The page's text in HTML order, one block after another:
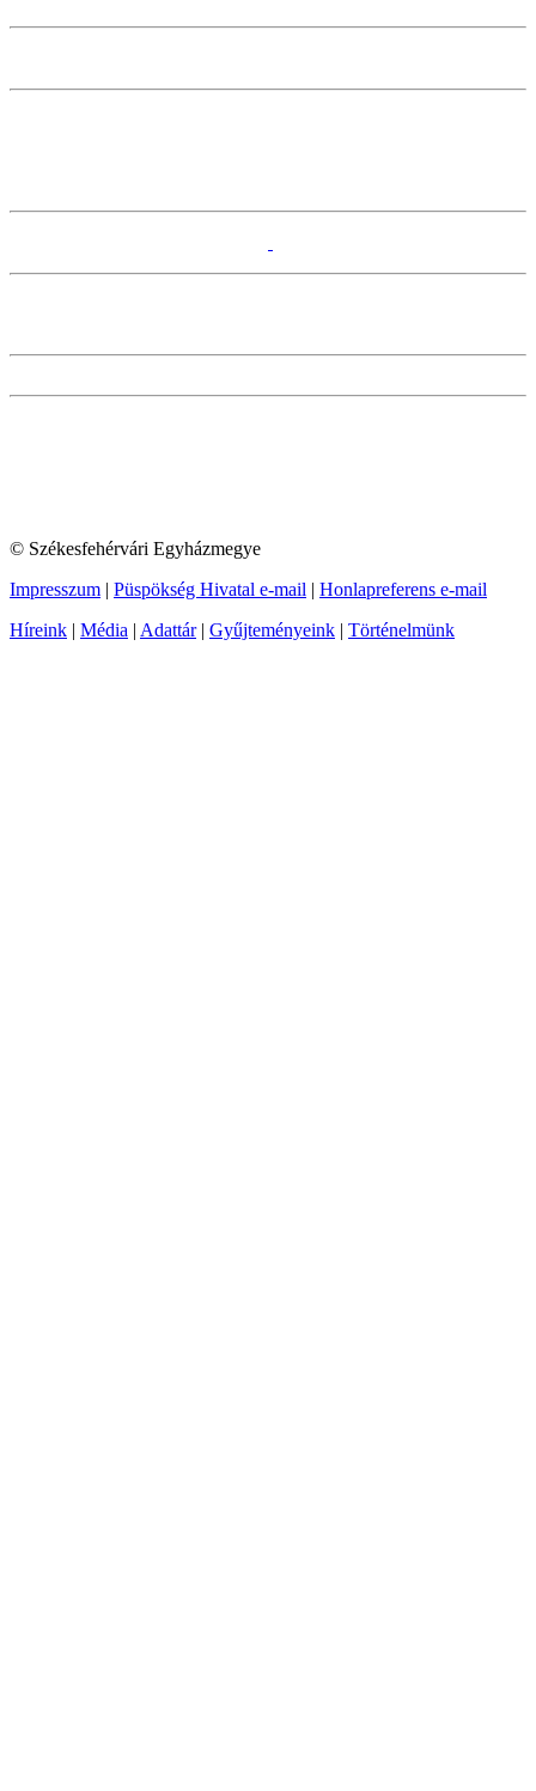
© Székesfehérvári Egyházmegye
Impresszum | Püspökség Hivatal e-mail | Honlapreferens e-mail
Híreink | Média | Adattár| Gyűjteményeink | Történelmünk